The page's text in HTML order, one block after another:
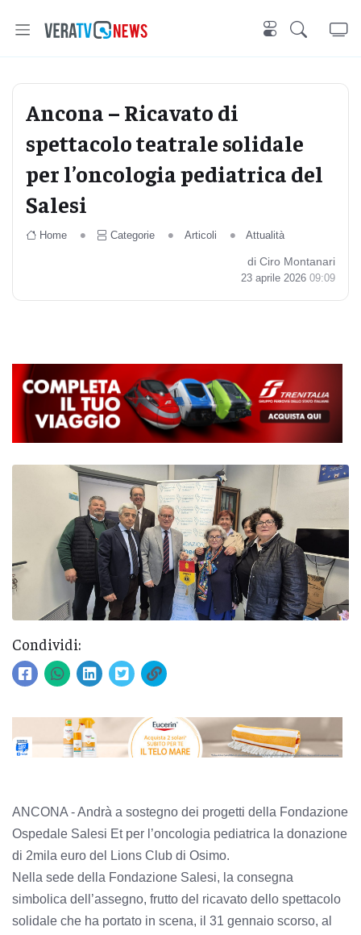
Ancona – Ricavato di
spettacolo teatrale solidale
per l’oncologia pediatrica del
Salesi
Home Categorie Articoli Attualità
di Ciro Montanari
23 aprile 2026 09:09
Condividi:
ANCONA - Andrà a sostegno dei progetti della Fondazione
Ospedale Salesi Et per l’oncologia pediatrica la donazione
di 2mila euro del Lions Club di Osimo.
Nella sede della Fondazione Salesi, la consegna
simbolica dell’assegno, frutto del ricavato dello spettacolo
solidale che ha portato in scena, il 31 gennaio scorso, al